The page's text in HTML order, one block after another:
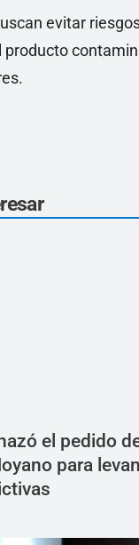
evitar
producto
el pedido
para